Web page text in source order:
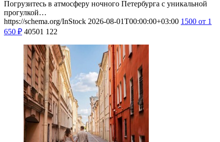
Погрузитесь в атмосферу ночного Петербурга с уникальной
прогулкой…
https://schema.org/InStock 2026-08-01T00:00:00+03:00 1500 от 1
650 ₽ 40501 122